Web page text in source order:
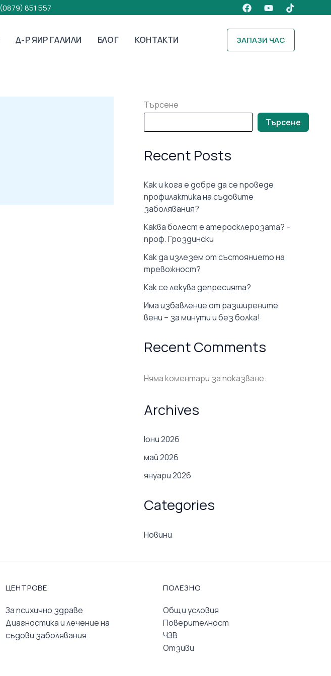
(0879) 851 557
Д-Р ЯИР ГАЛИЛИ БЛОГ КОНТАКТИ ЗАПАЗИ ЧАС
Търсене
Търсене
Recent Posts
Как и кога е добре да се проведе
профилактика на съдовите
заболявания?
Каква болест е атеросклерозата? –
проф. Гроздински
Как да излезем от състоянието на
тревожност?
Как се лекува депресията?
Има избавление от разширените
вени – за минути и без болка!
Recent Comments
Няма коментари за показване.
Archives
юни 2026
май 2026
януари 2026
Categories
Новини
ЦЕНТРОВЕ
За психично здраве
Диагностика и лечение на
съдови заболявания
ПОЛЕЗНО
Общи условия
Поверителност
ЧЗВ
Отзиви